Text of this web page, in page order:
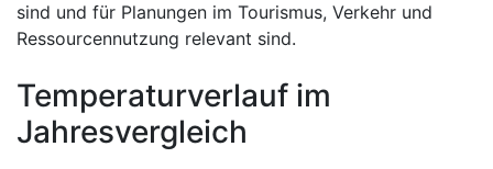
sind und für Planungen im Tourismus, Verkehr und
Ressourcennutzung relevant sind.
Temperaturverlauf im
Jahresvergleich